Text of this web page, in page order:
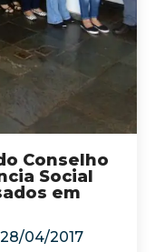
Conselho
Social
em
28/04/2017